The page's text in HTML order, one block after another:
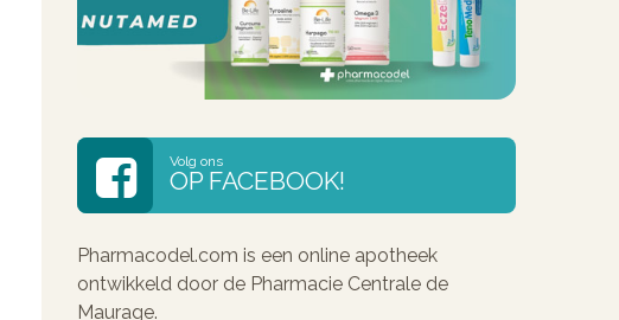
Volg ons
OP FACEBOOK!
Pharmacodel.com is een online apotheek
ontwikkeld door de Pharmacie Centrale de
Maurage.